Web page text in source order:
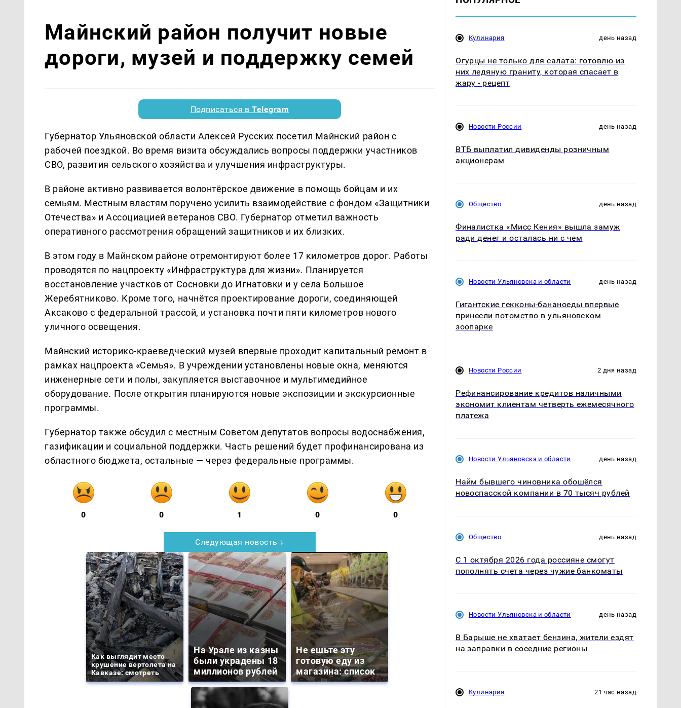
Майнский район получит новые
дороги, музей и поддержку семей
Подписаться вTelegram
Губернатор Ульяновской области Алексей Русских посетил Майнский район с
рабочей поездкой. Во время визита обсуждались вопросы поддержки участников
СВО, развития сельского хозяйства и улучшения инфраструктуры.
В районе активно развивается волонтёрское движение в помощь бойцам и их
семьям. Местным властям поручено усилить взаимодействие с фондом «Защитники
Отечества» и Ассоциацией ветеранов СВО. Губернатор отметил важность
оперативного рассмотрения обращений защитников и их близких.
В этом году в Майнском районе отремонтируют более 17 километров дорог. Работы
проводятся по нацпроекту «Инфраструктура для жизни». Планируется
восстановление участков от Сосновки до Игнатовки и у села Большое
Жеребятниково. Кроме того, начнётся проектирование дороги, соединяющей
Аксаково с федеральной трассой, и установка почти пяти километров нового
уличного освещения.
Майнский историко-краеведческий музей впервые проходит капитальный ремонт в
рамках нацпроекта «Семья». В учреждении установлены новые окна, меняются
инженерные сети и полы, закупляется выставочное и мультимедийное
оборудование. После открытия планируются новые экспозиции и экскурсионные
программы.
Губернатор также обсудил с местным Советом депутатов вопросы водоснабжения,
газификации и социальной поддержки. Часть решений будет профинансирована из
областного бюджета, остальные — через федеральные программы.
0 0 1 0 0
Следующая новость ↓
Как выглядит место
крушение вертолета на
Кавказе: смотреть
На Урале из казны
были украдены 18
миллионов рублей
Не ешьте эту
готовую еду из
магазина: список
Кулинария день назад
Огурцы не только для салата: готовлю из
них ледяную граниту, которая спасает в
жару - рецепт
Новости России день назад
ВТБ выплатил дивиденды розничным
акционерам
Общество день назад
Финалистка «Мисс Кения» вышла замуж
ради денег и осталась ни с чем
Новости Ульяновска и области день назад
Гигантские гекконы-бананоеды впервые
принесли потомство в ульяновском
зоопарке
Новости России 2 дня назад
Рефинансирование кредитов наличными
экономит клиентам четверть ежемесячного
платежа
Новости Ульяновска и области день назад
Найм бывшего чиновника обошёлся
новоспасской компании в 70 тысяч рублей
Общество день назад
С 1 октября 2026 года россияне смогут
пополнять счета через чужие банкоматы
Новости Ульяновска и области день назад
В Барыше не хватает бензина, жители ездят
на заправки в соседние регионы
Кулинария 21 час назад